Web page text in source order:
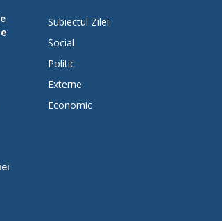
Subiectul Zilei
Social
Politic
Externe
Economic